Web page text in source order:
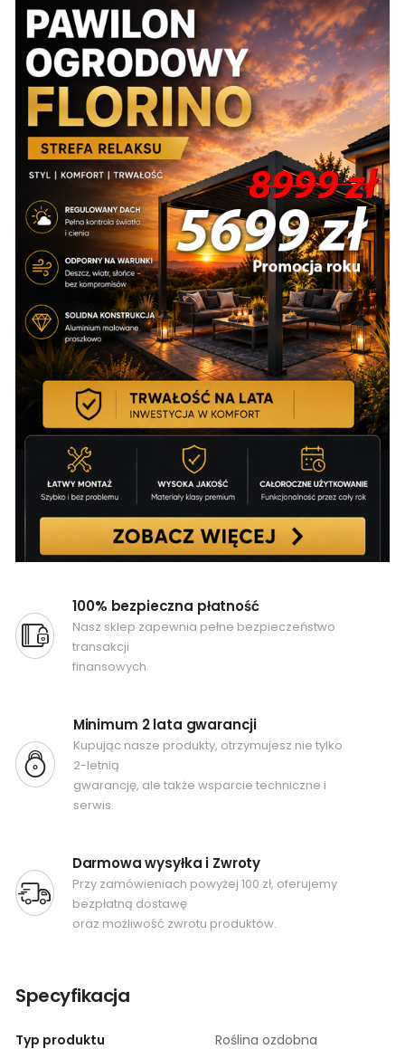
100% bezpieczna płatność
Nasz sklep zapewnia pełne bezpieczeństwo
transakcji
finansowych.
Minimum 2 lata gwarancji
Kupując nasze produkty, otrzymujesz nie tylko
2-letnią
gwarancję, ale także wsparcie techniczne i
serwis.
Darmowa wysyłka i Zwroty
Przy zamówieniach powyżej 100 zł, oferujemy
bezpłatną dostawę
oraz możliwość zwrotu produktów.
Specyfikacja
Typ produktu Roślina ozdobna